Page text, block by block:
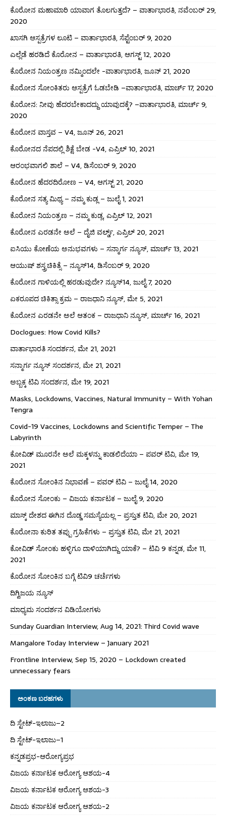
ಕೊರೋನ ಮಹಾಮಾರಿ ಯಾವಾಗ ತೊಲಗುತ್ತದೆ? – ವಾರ್ತಾಭಾರತಿ, ನವೆಂಬರ್ 29,
2020
ಖಾಸಗಿ ಆಸ್ಪತ್ರೆಗಳ ಲೂಟಿ – ವಾರ್ತಾಭಾರತಿ, ಸೆಪ್ಟೆಂಬರ್ 9, 2020
ಎಲ್ಲೆಡೆ ಹರಡಿದೆ ಕೊರೋನ – ವಾರ್ತಾಭಾರತಿ, ಆಗಸ್ಟ್ 12, 2020
ಕೊರೋನ ನಿಯಂತ್ರಣ ನಮ್ಮಿಂದಲೇ -ವಾರ್ತಾಭಾರತಿ, ಜೂನ್ 21, 2020
ಕೊರೋನ ಸೋಂಕಿತರು ಆಸ್ಪತ್ರೆಗೆ ಓಡಬೇಡಿ –ವಾರ್ತಾಭಾರತಿ, ಮಾರ್ಚ್ 17, 2020
ಕೊರೋನ: ನೀವು ಹೆದರಬೇಕಾದದ್ದು ಯಾವುದಕ್ಕೆ? –ವಾರ್ತಾಭಾರತಿ, ಮಾರ್ಚ್ 9,
2020
ಕೊರೋನ ವಾಸ್ತವ – V4, ಜೂನ್ 26, 2021
ಕೊರೋನದ ನೆಪದಲ್ಲಿ ಶಿಕ್ಷೆ ಬೇಡ -V4, ಎಪ್ರಿಲ್ 10, 2021
ಆರಂಭವಾಗಲಿ ಶಾಲೆ – V4, ಡಿಸೆಂಬರ್ 9, 2020
ಕೊರೋನ ಹೆದರದಿರೋಣ – V4, ಆಗಸ್ಟ್ 21, 2020
ಕೊರೋನ ಸತ್ಯ ಮಿಥ್ಯ – ನಮ್ಮ ಕುಡ್ಲ – ಜುಲೈ 1, 2021
ಕೊರೋನ ನಿಯಂತ್ರಣ – ನಮ್ಮ ಕುಡ್ಲ, ಎಪ್ರಿಲ್ 12, 2021
ಕೊರೋನ ಎರಡನೇ ಅಲೆ – ದೈಜಿ ವರ್ಲ್ಡ್, ಎಪ್ರಿಲ್ 20, 2021
ಐಸಿಯು ಕೋಣೆಯ ಅನುಭವಗಳು – ಸನ್ಮಾರ್ಗ ನ್ಯೂಸ್, ಮಾರ್ಚ್ 13, 2021
ಆಯುಷ್ ಶಸ್ತ್ರಚಿಕಿತ್ಸೆ – ನ್ಯೂಸ್14, ಡಿಸೆಂಬರ್ 9, 2020
ಕೊರೋನ ಗಾಳಿಯಲ್ಲಿ ಹರಡುವುದೇ? ನ್ಯೂಸ್14, ಜುಲೈ 7, 2020
ಏಕರೂಪದ ಚಿಕಿತ್ಸಾ ಕ್ರಮ – ರಾಜಧಾನಿ ನ್ಯೂಸ್, ಮೇ 5, 2021
ಕೊರೋನ ಎರಡನೇ ಅಲೆ ಆತಂಕ – ರಾಜಧಾನಿ ನ್ಯೂಸ್, ಮಾರ್ಚ್ 16, 2021
Doclogues: How Covid Kills?
ವಾರ್ತಾಭಾರತಿ ಸಂದರ್ಶನ, ಮೇ 21, 2021
ಸನ್ಮಾರ್ಗ ನ್ಯೂಸ್ ಸಂದರ್ಶನ, ಮೇ 21, 2021
ಅಬ್ಬಕ್ಕ ಟಿವಿ ಸಂದರ್ಶನ, ಮೇ 19, 2021
Masks, Lockdowns, Vaccines, Natural Immunity – With Yohan
Tengra
Covid-19 Vaccines, Lockdowns and Scientific Temper – The
Labyrinth
ಕೋವಿಡ್ ಮೂರನೇ ಅಲೆ ಮಕ್ಕಳನ್ನು ಕಾಡಲಿದೆಯಾ – ಪವರ್ ಟಿವಿ, ಮೇ 19,
2021
ಕೊರೋನ ಸೋಂಕಿನ ನಿಭಾವಣೆ – ಪವರ್ ಟಿವಿ – ಜುಲೈ 14, 2020
ಕೊರೋನ ಸೋಂಕು – ವಿಜಯ ಕರ್ನಾಟಕ – ಜುಲೈ 9, 2020
ಮಾಸ್ಕ್ ದೇಶದ ಈಗಿನ ದೊಡ್ಡ ಸಮಸ್ಯೆಯಲ್ಲ – ಪ್ರಸ್ತುತ ಟಿವಿ, ಮೇ 20, 2021
ಕೊರೋನಾ ಕುರಿತ ತಪ್ಪು ಗ್ರಹಿಕೆಗಳು – ಪ್ರಸ್ತುತ ಟಿವಿ, ಮೇ 21, 2021
ಕೋವಿಡ್ ಸೋಂಕು ಹಳ್ಳಿಗೂ ದಾಳಿಯಾಗಿದ್ದು ಯಾಕೆ? – ಟಿವಿ 9 ಕನ್ನಡ, ಮೇ 11,
2021
ಕೊರೋನ ಸೋಂಕಿನ ಬಗ್ಗೆ ಟಿವಿ9 ಚರ್ಚೆಗಳು
ದಿಗ್ವಿಜಯ ನ್ಯೂಸ್
ಮಾಧ್ಯಮ ಸಂದರ್ಶನ ವಿಡಿಯೋಗಳು
Sunday Guardian Interview, Aug 14, 2021: Third Covid wave
Mangalore Today Interview – January 2021
Frontline Interview, Sep 15, 2020 – Lockdown created
unnecessary fears
ಅಂಕಣ ಬರಹಗಳು
ದಿ ಸ್ಟೇಟ್‌-ಇಲಾಜು–2
ದಿ ಸ್ಟೇಟ್‌-ಇಲಾಜು–1
ಕನ್ನಡಪ್ರಭ-ಆರೋಗ್ಯಪ್ರಭ
ವಿಜಯ ಕರ್ನಾಟಕ ಆರೋಗ್ಯ ಆಶಯ-4
ವಿಜಯ ಕರ್ನಾಟಕ ಆರೋಗ್ಯ ಆಶಯ-3
ವಿಜಯ ಕರ್ನಾಟಕ ಆರೋಗ್ಯ ಆಶಯ-2